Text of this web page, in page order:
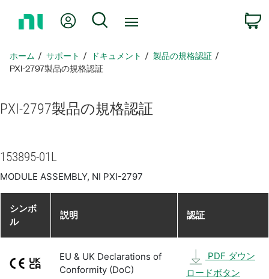
ペ
ー
戻
Myアカウント
検索
ホーム サポート ドキュメント
製品​の​規格​認証
PXI-2797製品​の​規格​認証
PXI-2797製品​の​規格​認証
153895-01L
MODULE ASSEMBLY, NI PXI-2797
シンボ
ル
説明 認証
EU & UK Declarations of
Conformity (DoC)
PDF ダウン
ロードボタン